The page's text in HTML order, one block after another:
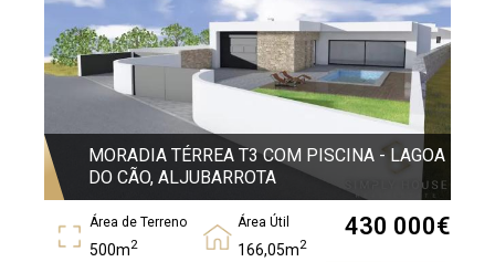
MORADIA TÉRREA T3 COM PISCINA - LAGOA
DO CÃO, ALJUBARROTA
Área de Terreno
500m2
Área Útil
166,05m2
430 000€